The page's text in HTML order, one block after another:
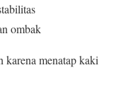
ombak
karena menatap kaki